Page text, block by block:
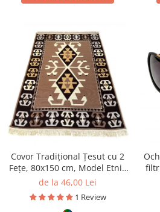
Covor Tradițional Țesut cu 2
Fețe, 80x150 cm, Model Etnic
Maro-Bej
de la 46,00 Lei
1 Review